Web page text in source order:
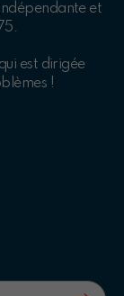
et
est dirigée
!